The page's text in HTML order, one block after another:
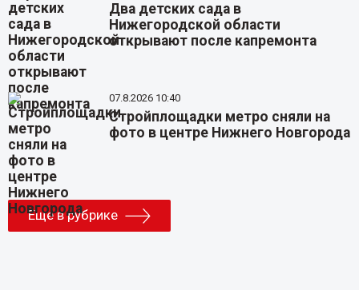
Два детских сада в
Нижегородской области
открывают после капремонта
07.8.2026 10:40
Стройплощадки метро сняли на
фото в центре Нижнего Новгорода
Еще в рубрике